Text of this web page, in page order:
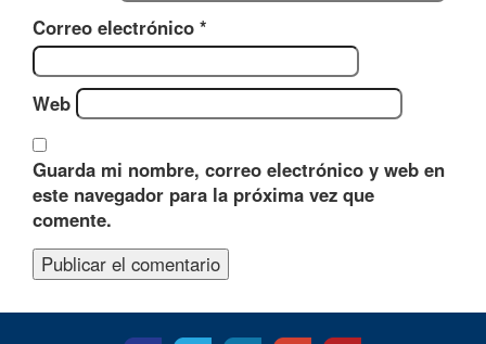
Correo electrónico *
Web
Guarda mi nombre, correo electrónico y web en
este navegador para la próxima vez que
comente.